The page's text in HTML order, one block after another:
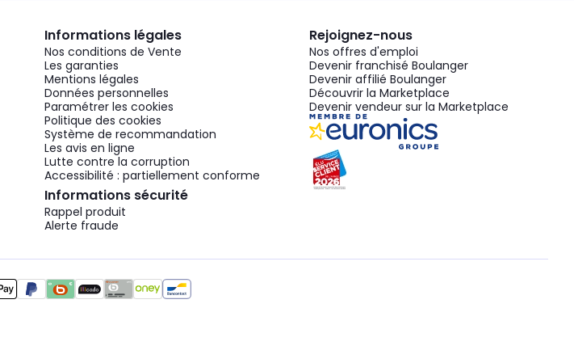
Informations légales
Nos conditions de Vente
Les garanties
Mentions légales
Données personnelles
Paramétrer les cookies
Politique des cookies
Système de recommandation
Les avis en ligne
Lutte contre la corruption
Accessibilité : partiellement conforme
Informations sécurité
Rappel produit
Alerte fraude
Rejoignez-nous
Nos offres d'emploi
Devenir franchisé Boulanger
Devenir affilié Boulanger
Découvrir la Marketplace
Devenir vendeur sur la Marketplace